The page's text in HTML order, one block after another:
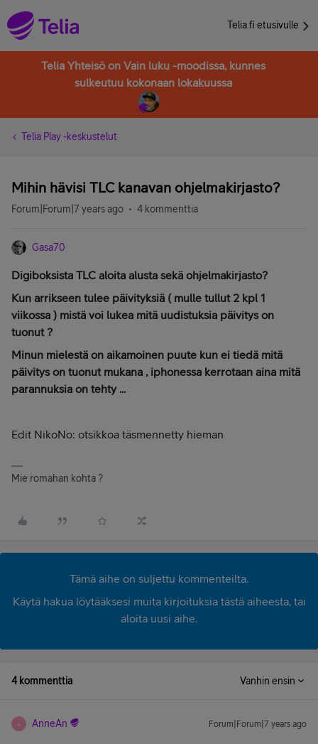
Telia.fi etusivulle
Telia Yhteisö on Vain luku -moodissa, kunnes
sulkeutuu kokonaan lokakuussa
Telia Play -keskustelut
Mihin hävisi TLC kanavan ohjelmakirjasto?
Forum|Forum|7 years ago 4 kommenttia
Gasa70
Digiboksista TLC aloita alusta sekä ohjelmakirjasto?
Kun arrikseen tulee päivityksiä ( mulle tullut 2 kpl 1
viikossa ) mistä voi lukea mitä uudistuksia päivitys on
tuonut ?
Minun mielestä on aikamoinen puute kun ei tiedä mitä
päivitys on tuonut mukana , iphonessa kerrotaan aina mitä
parannuksia on tehty ...
Edit NikoNo: otsikkoa täsmennetty hieman
Mie romahan kohta ?
Tämä aihe on suljettu kommenteilta.
Käytä hakua löytääksesi muita kirjoituksia tästä aiheesta, tai
aloita uusi aihe.
4 kommenttia Vanhin ensin
A AnneAn Forum|Forum|7 years ago